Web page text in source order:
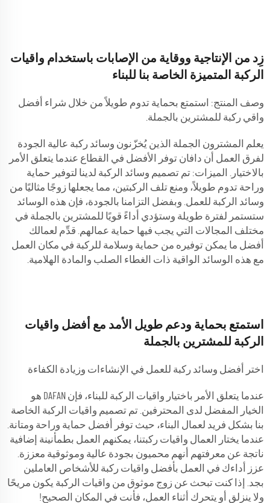
زِد من الإنتاجية ووقاية من الإصابات باستخدام واقيات
الركبة المتميزة الخاصة بنا للبناء
وصف المنتج: استمتع بحماية تدوم طويلاً من خلال شراء أفضل
واقي ركبة للمشترين بالجملة.
يعلم المشترون الجملة الذين يُخزّنون وسائد ركبة عالية الجودة
لفرق العمل أن دافان توفر الأفضل في القطاع عندما يتعلق الأمر
بالاختيار. الميزات: تم تصميم وسائد الركبة لدينا لتوفير حماية
وراحة تدوم طويلاً، ومنع تلف الركبتين، مما يجعلها زوجًا مثاليًا من
وسائد الركبة للعمل. وبفضل التزامنا بالجودة، فإن هذه الوسائد
ستستمر لفترة طويلة وستؤدي أداءً قويًا للمشترين بالجملة في
مختلف المجالات التي يجب فيها حماية عمالهم. قدِّم لعمالك
أفضل ما يمكن توفيره من حماية وسلامة للركبة في مكان العمل
مع هذه الوسائد الواقية ذات الغطاء الصلب والمادة الهلامية.
استمتع بحماية ودعم طويل الأمد مع أفضل واقيات
الركبة للمشترين بالجملة
اختر أفضل وسائد ركبة للعمل في الإنشاءات وزيادة الكفاءة
عندما يتعلق الأمر باختيار واقيات الركبة للبناء، فإن DAFAN هو
الخيار المفضل لدى المحترفين. تم تصميم واقيات الركبة الخاصة
بنا بشكل فريد لعمال البناء، حيث توفر أفضل حماية وراحة ومتانة.
عندما يختار العمال واقيات ركبتنا، يمكنهم العمل بطمأنينة إضافية
ناتجة عن معرفتهم أنهم محميون بجودة عالية وموثوقية معززة.
عزز أداءك في العمل بأفضل واقيات ركبة للأشخاص العاملين
بجد. إذا كنت تبحث عن زوج موثوق من واقيات الركبة يكون مريحًا
ولا ينزلق أو يتحرك أثناء العمل، فأنت في المكان الصحيح!